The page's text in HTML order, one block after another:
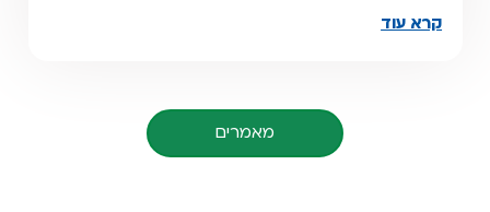
קרא עוד
מאמרים